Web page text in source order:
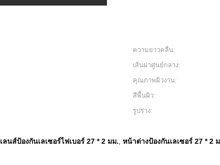
ความยาวคลื่น:
เส้นผ่าศูนย์กลาง:
คุณภาพผิวงาน:
สีพื้นผิว:
รูปร่าง:
เลนส์ป้องกันเลเซอร์ไฟเบอร์ 27 * 2 มม., หน้าต่างป้องกันเลเซอร์ 27 * 2